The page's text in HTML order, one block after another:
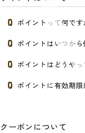
ポイントって何です
ポイントはいつか
ポイントはどうや
ポイントに有効期限
クーポンについて